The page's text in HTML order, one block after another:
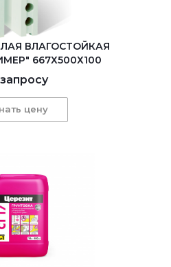
ВЛАГОСТОЙКАЯ
667Х500Х100
цену